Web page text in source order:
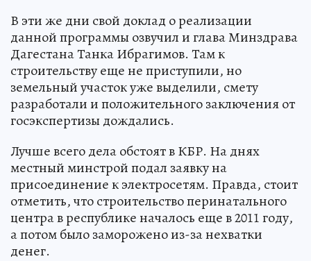
В эти же дни свой доклад о реализации
данной программы озвучил и глава Минздрава
Дагестана Танка Ибрагимов. Там к
строительству еще не приступили, но
земельный участок уже выделили, смету
разработали и положительного заключения от
госэкспертизы дождались.
Лучше всего дела обстоят в КБР. На днях
местный минстрой подал заявку на
присоединение к электросетям. Правда, стоит
отметить, что строительство перинатального
центра в республике началось еще в 2011 году,
а потом было заморожено из-за нехватки
денег.